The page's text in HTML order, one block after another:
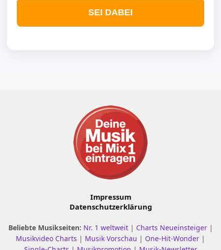
SEI DABEI
Impressum
Datenschutzerklärung
Beliebte Musikseiten: Nr. 1 weltweit | Charts Neueinsteiger |
Musikvideo Charts | Musik Vorschau | One-Hit-Wonder |